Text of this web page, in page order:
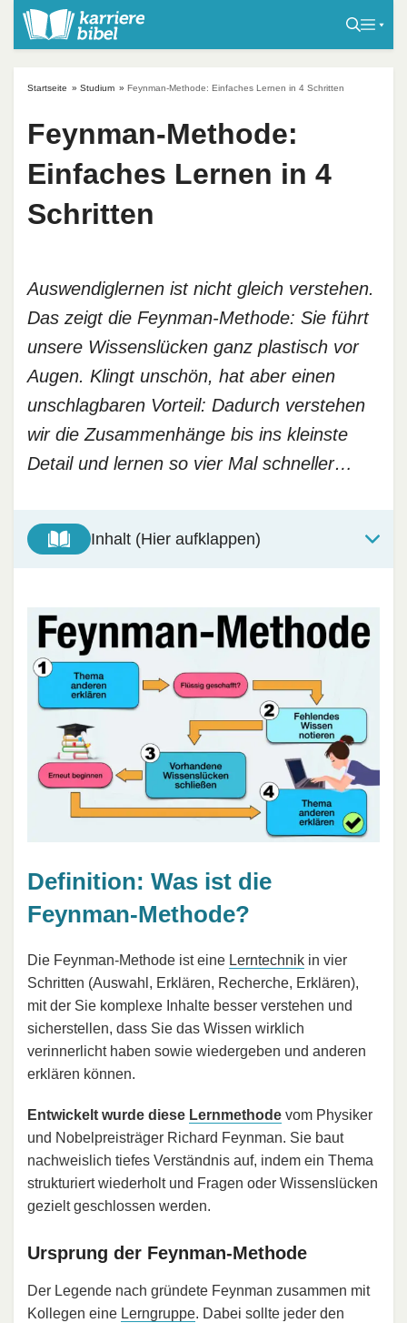
Startseite » Studium » Feynman-Methode: Einfaches Lernen in 4 Schritten
Feynman-Methode:
Einfaches Lernen in 4
Schritten
Auswendiglernen ist nicht gleich verstehen.
Das zeigt die Feynman-Methode: Sie führt
unsere Wissenslücken ganz plastisch vor
Augen. Klingt unschön, hat aber einen
unschlagbaren Vorteil: Dadurch verstehen
wir die Zusammenhänge bis ins kleinste
Detail und lernen so vier Mal schneller…
Inhalt (Hier aufklappen)
Definition: Was ist die
Feynman-Methode?
Die Feynman-Methode ist eine Lerntechnik in vier
Schritten (Auswahl, Erklären, Recherche, Erklären),
mit der Sie komplexe Inhalte besser verstehen und
sicherstellen, dass Sie das Wissen wirklich
verinnerlicht haben sowie wiedergeben und anderen
erklären können.
Entwickelt wurde diese Lernmethode vom Physiker
und Nobelpreisträger Richard Feynman. Sie baut
nachweislich tiefes Verständnis auf, indem ein Thema
strukturiert wiederholt und Fragen oder Wissenslücken
gezielt geschlossen werden.
Ursprung der Feynman-Methode
Der Legende nach gründete Feynman zusammen mit
Kollegen eine Lerngruppe. Dabei sollte jeder den